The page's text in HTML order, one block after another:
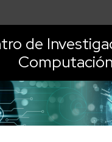
de
Computación